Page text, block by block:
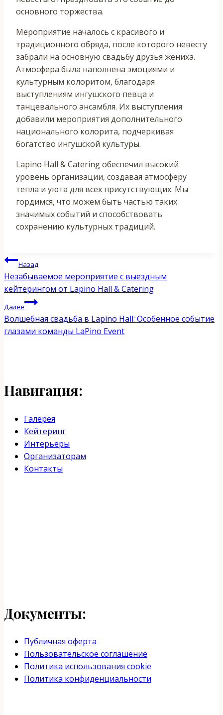
основного торжества.
Мероприятие началось с красивого и
традиционного обряда, после которого невесту
забрали на основную свадьбу друзья жениха.
Атмосфера была наполнена эмоциями и
культурным колоритом, благодаря
выступлениям ингушского певца и
танцевального ансамбля. Их выступления
добавили мероприятия дополнительного
национального колорита, подчеркивая
богатство ингушской культуры.
Lapino Hall & Catering обеспечил высокий
уровень организации, создавая атмосферу
тепла и уюта для всех присутствующих. Мы
гордимся, что можем быть частью таких
значимых событий и способствовать
сохранению культурных традиций.
Навигация
по
записям
Назад
Незабываемое мероприятие с выездным
кейтерингом от Lapino Hall & Catering
Далее
Волшебная свадьба в Lapino Hall: Особенное событие
глазами команды LaPino Event
Навигация:
Галерея
Кейтеринг
Интерьеры
Организаторам
Контакты
Документы:
Публичная оферта
Пользовательское соглашение
Политика использования cookie
Политика конфиденциальности